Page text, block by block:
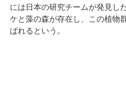
には日本の研究チームが発見し
ケと藻の森が存在し、この植物
ばれるという。